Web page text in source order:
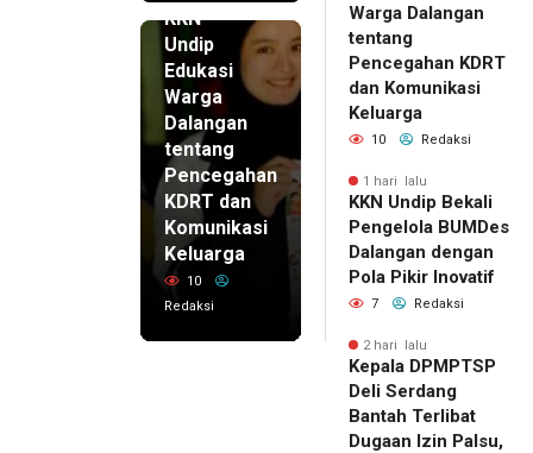
KKN
Undip
Edukasi
Warga
Dalangan
tentang
Pencegahan
KDRT dan
Komunikasi
Keluarga
10
Redaksi
Warga Dalangan
tentang
Pencegahan KDRT
dan Komunikasi
Keluarga
10 Redaksi
1 hari lalu
KKN Undip Bekali
Pengelola BUMDes
Dalangan dengan
Pola Pikir Inovatif
7 Redaksi
2 hari lalu
Kepala DPMPTSP
Deli Serdang
Bantah Terlibat
Dugaan Izin Palsu,